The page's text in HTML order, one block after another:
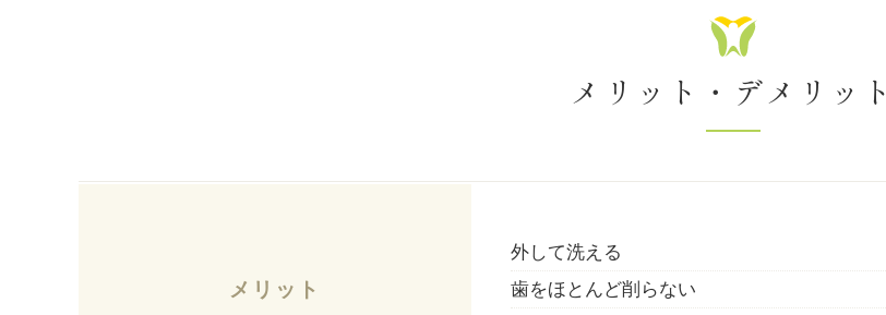
メリット・デメリット
メリット
外して洗える
歯をほとんど削らない